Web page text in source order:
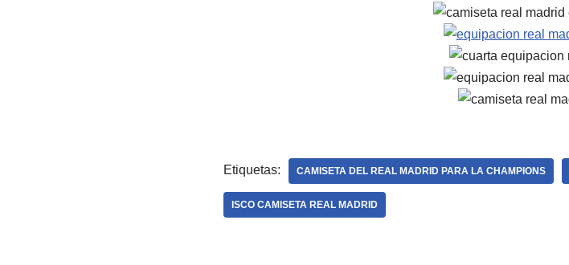
Etiquetas: CAMISETA DEL REAL MADRID PARA LA CHAMPIONS
ISCO CAMISETA REAL MADRID